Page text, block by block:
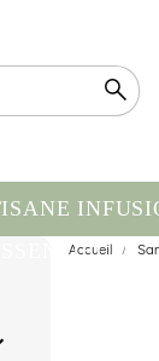
Accueil